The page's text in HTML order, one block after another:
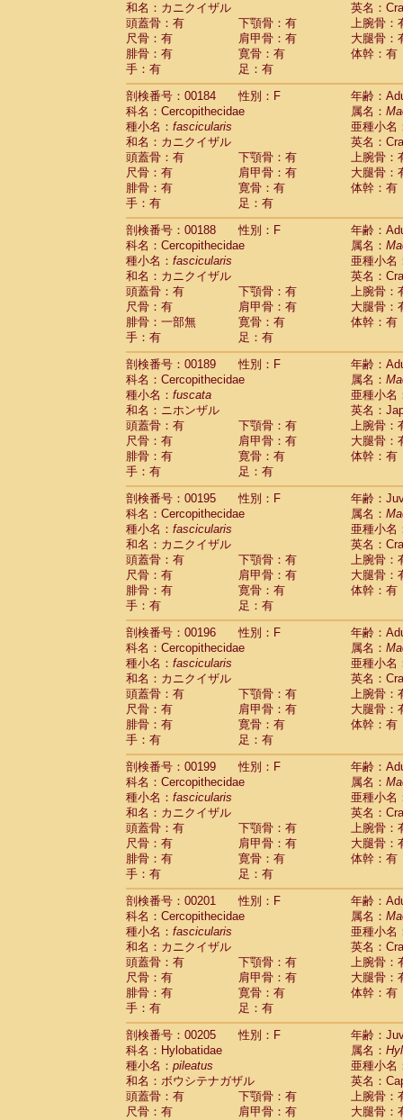
和名：カニクイザル
英名：
頭蓋骨：有
下顎骨：有
上腕骨：
尺骨：有
肩甲骨：有
大腿骨：
腓骨：有
寛骨：有
体幹：有
手：有
足：有
剖検番号：00184
性別：F
年齢：
科名：Cercopithecidae
属名：
種小名： fascicularis
亜種小名
和名：カニクイザル
英名：
頭蓋骨：有
下顎骨：有
上腕骨：
尺骨：有
肩甲骨：有
大腿骨：
腓骨：有
寛骨：有
体幹：有
手：有
足：有
剖検番号：00188
性別：F
年齢：
科名：Cercopithecidae
属名：
種小名： fascicularis
亜種小名
和名：カニクイザル
英名：
頭蓋骨：有
下顎骨：有
上腕骨：
尺骨：有
肩甲骨：有
大腿骨：
腓骨：一部無
寛骨：有
体幹：有
手：有
足：有
剖検番号：00189
性別：F
年齢：
科名：Cercopithecidae
属名：
種小名： fuscata
亜種小名
和名：ニホンザル
英名：
頭蓋骨：有
下顎骨：有
上腕骨：
尺骨：有
肩甲骨：有
大腿骨：
腓骨：有
寛骨：有
体幹：有
手：有
足：有
剖検番号：00195
性別：F
年齢：
科名：Cercopithecidae
属名：
種小名： fascicularis
亜種小名
和名：カニクイザル
英名：
頭蓋骨：有
下顎骨：有
上腕骨：
尺骨：有
肩甲骨：有
大腿骨：
腓骨：有
寛骨：有
体幹：有
手：有
足：有
剖検番号：00196
性別：F
年齢：
科名：Cercopithecidae
属名：
種小名： fascicularis
亜種小名
和名：カニクイザル
英名：
頭蓋骨：有
下顎骨：有
上腕骨：
尺骨：有
肩甲骨：有
大腿骨：
腓骨：有
寛骨：有
体幹：有
手：有
足：有
剖検番号：00199
性別：F
年齢：
科名：Cercopithecidae
属名：
種小名： fascicularis
亜種小名
和名：カニクイザル
英名：
頭蓋骨：有
下顎骨：有
上腕骨：
尺骨：有
肩甲骨：有
大腿骨：
腓骨：有
寛骨：有
体幹：有
手：有
足：有
剖検番号：00201
性別：F
年齢：
科名：Cercopithecidae
属名：
種小名： fascicularis
亜種小名
和名：カニクイザル
英名：
頭蓋骨：有
下顎骨：有
上腕骨：
尺骨：有
肩甲骨：有
大腿骨：
腓骨：有
寛骨：有
体幹：有
手：有
足：有
剖検番号：00205
性別：F
年齢：
科名：Hylobatidae
属名：
種小名： pileatus
亜種小名
和名：ボウシテナガザル
英名：
頭蓋骨：有
下顎骨：有
上腕骨：
尺骨：有
肩甲骨：有
大腿骨：